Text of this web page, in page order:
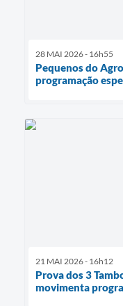
28 MAI 2026 - 16h55
Pequenos do
programação
21 MAI 2026 - 16h12
Prova dos 3
movimenta